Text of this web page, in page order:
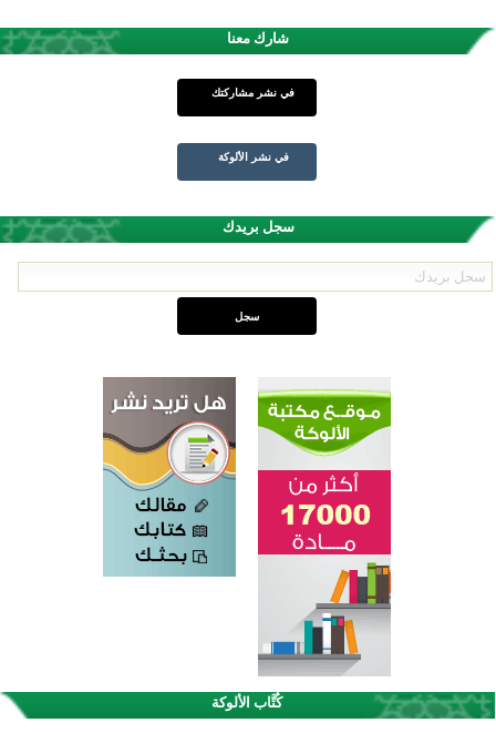
شارك معنا
في نشر مشاركتك
في نشر الألوكة
سجل بريدك
كُتَّاب الألوكة
القرآن والتربية في صدارة البرامج الصيفية للمسلمين في بينزا وساراتوف وموردوفيا هذا العام